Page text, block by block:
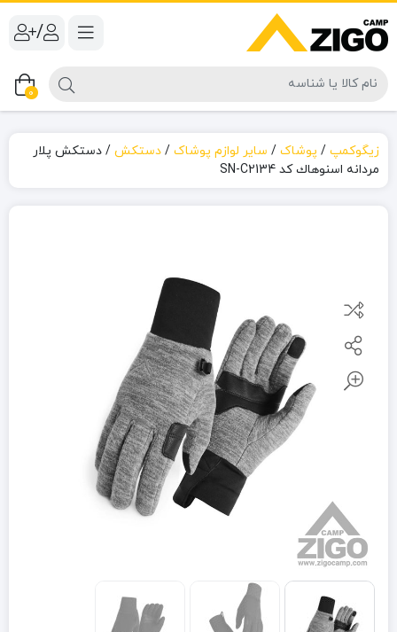
/
0
زیگوکمپ / پوشاک / سایر لوازم پوشاک / دستکش / دستکش پلار
مردانه اسنوهاك کد SN-C2134